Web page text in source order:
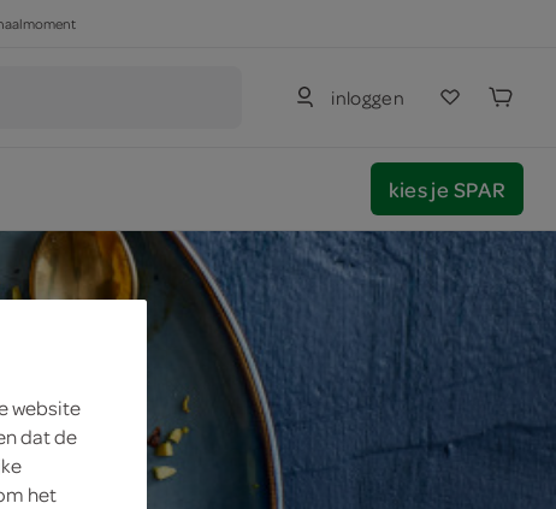
inloggen
kies je SPAR
website
dat de
het